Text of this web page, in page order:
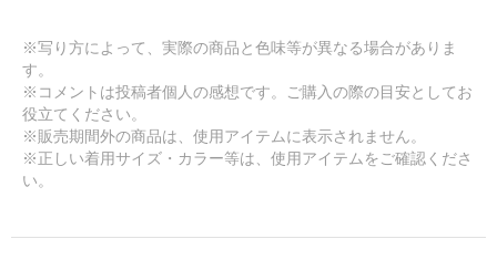
※写り方によって、実際の商品と色味等が異なる場合がありま
す。
※コメントは投稿者個人の感想です。ご購入の際の目安としてお
役立てください。
※販売期間外の商品は、使用アイテムに表示されません。
※正しい着用サイズ・カラー等は、使用アイテムをご確認くださ
い。